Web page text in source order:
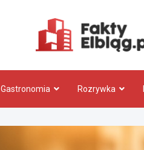
Gastronomia Rozrywka